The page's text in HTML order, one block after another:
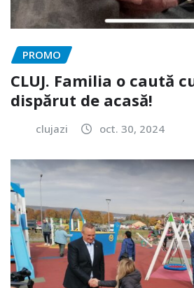
PROMO
CLUJ. Familia o caută
dispărut de acasă!
clujazi oct. 30, 2024